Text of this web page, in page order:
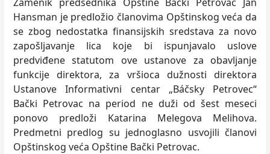
Hansman je predložio članovima Opštinskog veća da
se zbog nedostatka finansijskih sredstava za novo
zapošljavanje lica koje bi ispunjavalo uslove
predviđene statutom ove ustanove za obavljanje
funkcije direktora, za vršioca dužnosti direktora
Ustanove Informativni centar „Báčsky Petrovec“
Bački Petrovac na period ne duži od šest meseci
ponovo predloži Katarina Melegova Melihova.
Predmetni predlog su jednoglasno usvojili članovi
Opštinskog veća Opštine Bački Petrovac.